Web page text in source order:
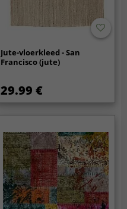
Jute-vloerkleed - San
Francisco (jute)
29.99 €